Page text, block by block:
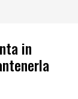
in